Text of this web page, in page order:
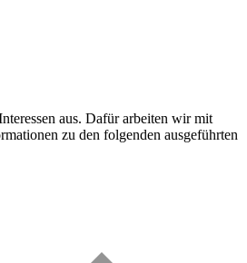
aus. Dafür arbeiten wir mit
zu den folgenden ausgeführten